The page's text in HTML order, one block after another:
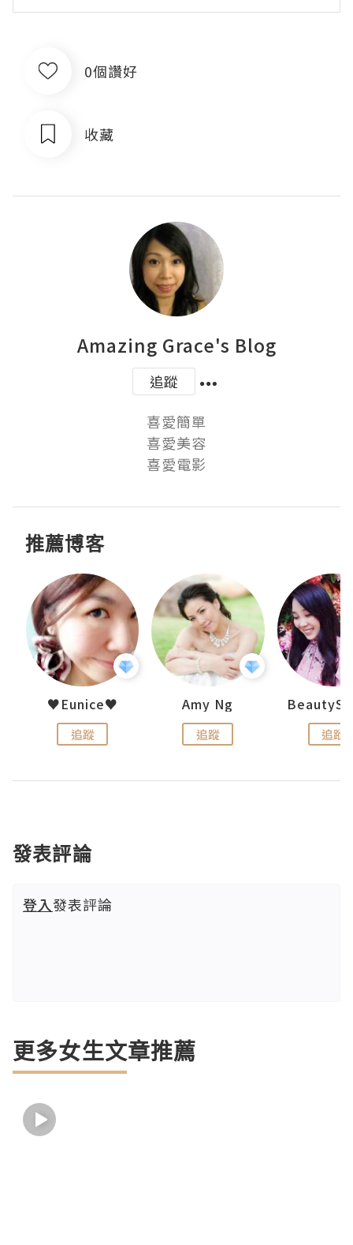
0個讚好
收藏
Amazing Grace's Blog
追蹤
喜愛簡單
喜愛美容
喜愛電影
推薦博客
♥Eunice♥
追蹤
Amy Ng
追蹤 追蹤
發表評論
登入發表評論
更多女生文章推薦